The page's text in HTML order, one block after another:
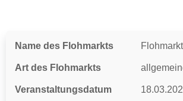
Name des Flohmarkts
Art des Flohmarkts
Veranstaltungsdatum